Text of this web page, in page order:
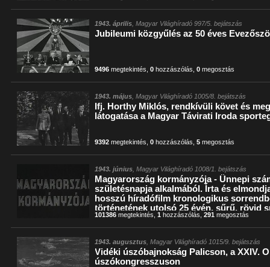
1943. április , Magyar Világhíradó 997/5. bejátszás
Jubileumi közgyűlés az 50 éves
9496 megtekintés ,0 hozzászólás ,0 megosztás
1943. május , Magyar Világhíradó 1005/8. bejátszás
Ifj. Horthy Miklós, rendkívüli követ és
látogatása a Magyar Távirati Iroda
9392 megtekintés ,0 hozzászólás ,5 megosztás
1943. június , Magyar Világhíradó 1008/1. bejátszás
Magyarország kormányzója - Ünnepi
születésnapja alkalmából. Írta és
hosszú híradófilm kronologikus
történetének utolsó 25 évén, sűrű, rövid
és kommentátort egy szobában látjuk,
eredeti felvételen halljuk.)
101386 megtekintés ,1 hozzászólás ,291 megosztás
1943. augusztus , Magyar Világhíradó 1015/9. bejátszás
Vidéki úszóbajnokság Palicson, a XXIV.
úszókongresszuson